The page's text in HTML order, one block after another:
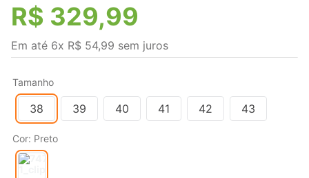
R$ 329,99
Em até 6x R$ 54,99 sem juros
Tamanho
38 39 40 41 42 43
Cor: Preto